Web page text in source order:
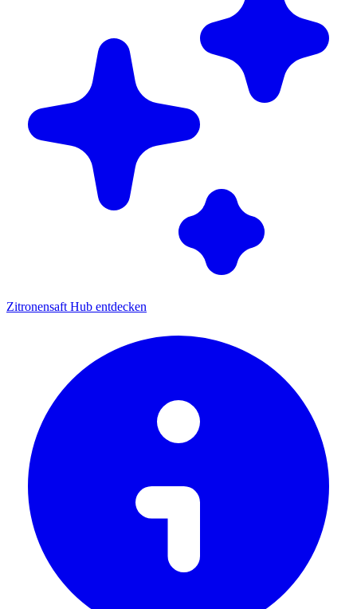
Zitronensaft Hub entdecken